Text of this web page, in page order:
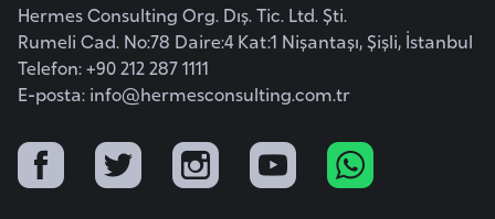
Hermes Consulting Org. Dış. Tic. Ltd. Şti.
Rumeli Cad. No:78 Daire:4 Kat:1 Nişantaşı, Şişli, İstanbul
Telefon: +90 212 287 1111
E-posta: info@hermesconsulting.com.tr
t
i
s
t
a
n